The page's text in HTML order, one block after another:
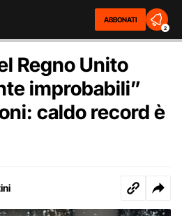
ABBONATI
2
Regno Unito
improbabili”
caldo record è